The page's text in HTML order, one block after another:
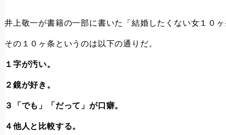
井上敬一が書籍の一部に書いた「結婚したくない女１０
その１０ヶ条というのは以下の通りだ。
１字が汚い。
２鏡が好き。
３「でも」「だって」が口癖。
４他人と比較する。